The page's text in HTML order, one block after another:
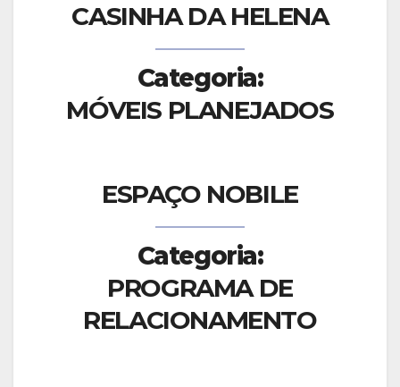
CASINHA DA HELENA
Categoria:
MÓVEIS PLANEJADOS
ESPAÇO NOBILE
Categoria:
PROGRAMA DE
RELACIONAMENTO